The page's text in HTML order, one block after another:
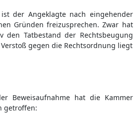
der Angeklagte nach eingehender
Gründen freizusprechen. Zwar hat
den Tatbestand der Rechtsbeugung
gegen die Rechtsordnung liegt
Beweisaufnahme hat die Kammer
getroffen: